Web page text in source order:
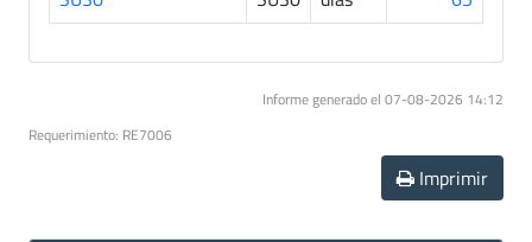
Informe generado el 07-08-2026 14:12
Requerimiento: RE7006
Imprimir